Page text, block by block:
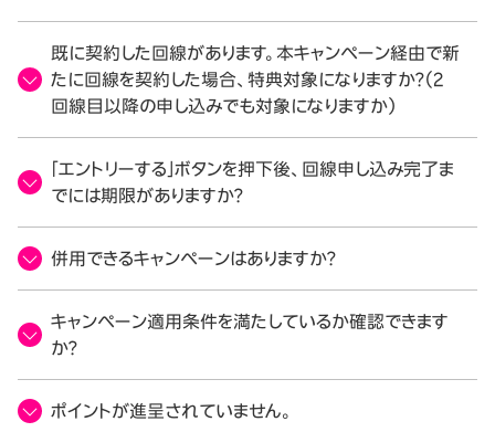
既に契約した回線があります。本キャンペーン経由で新
たに回線を契約した場合、特典対象になりますか？（2
回線目以降の申し込みでも対象になりますか）
「エントリーする」ボタンを押下後、回線申し込み完了ま
でには期限がありますか？
併用できるキャンペーンはありますか？
キャンペーン適用条件を満たしているか確認できます
か？
ポイントが進呈されていません。